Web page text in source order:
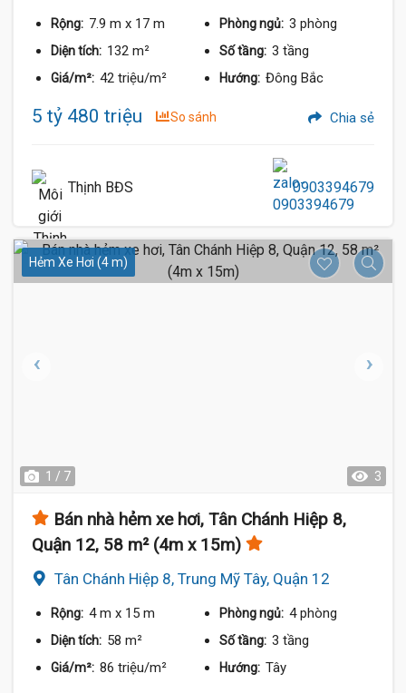
Rộng: 7.9 m x 17 m Phòng ngủ: 3 phòng
Diện tích: 132 m² Số tầng: 3 tầng
Giá/m²: 42 triệu/m² Hướng: Đông Bắc
5 tỷ 480 triệu So sánh Chia sẻ
Thịnh BĐS 0903394679
Hẻm Xe Hơi (4 m)
1 / 7 3
Bán nhà hẻm xe hơi, Tân Chánh Hiệp 8,
Quận 12, 58 m² (4m x 15m)
Tân Chánh Hiệp 8, Trung Mỹ Tây, Quận 12
Rộng: 4 m x 15 m Phòng ngủ: 4 phòng
Diện tích: 58 m² Số tầng: 3 tầng
Giá/m²: 86 triệu/m² Hướng: Tây